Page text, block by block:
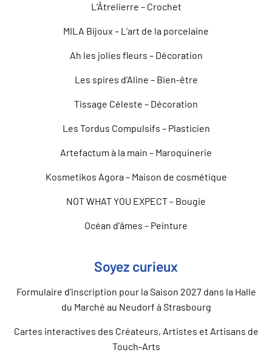
L’Âtrelierre – Crochet
MILA Bijoux – L’art de la porcelaine
Ah les jolies fleurs – Décoration
Les spires d’Aline – Bien-être
Tissage Céleste – Décoration
Les Tordus Compulsifs – Plasticien
Artefactum à la main – Maroquinerie
Kosmetikos Agora – Maison de cosmétique
NOT WHAT YOU EXPECT – Bougie
Océan d’âmes – Peinture
Soyez curieux
Formulaire d’inscription pour la Saison 2027 dans la Halle
du Marché au Neudorf à Strasbourg
Cartes interactives des Créateurs, Artistes et Artisans de
Touch-Arts